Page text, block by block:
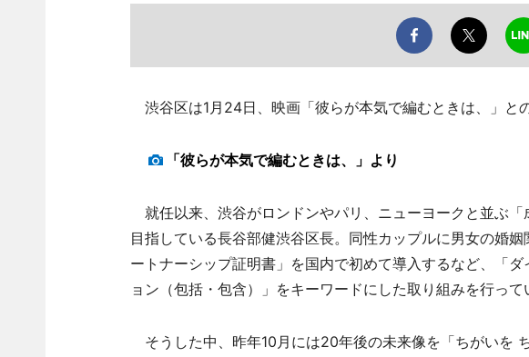
渋谷区は1月24日、映画「彼らが本気で編むときは、」と
「彼らが本気で編むときは、」より
就任以来、渋谷がロンドンやパリ、ニューヨークと並ぶ
目指している長谷部健渋谷区長。同性カップルに男女の婚
ートナーシップ証明書」を国内で初めて導入するなど、「
ョン（包括・包含）」をキーワードにした取り組みを行って
そうした中、昨年10月には20年後の未来像を「ちがいを